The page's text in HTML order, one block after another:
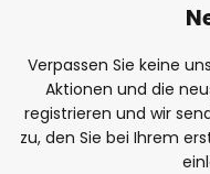
Verpassen Sie keine
Aktionen und die
registrieren und wir
zu, den Sie bei Ihrem